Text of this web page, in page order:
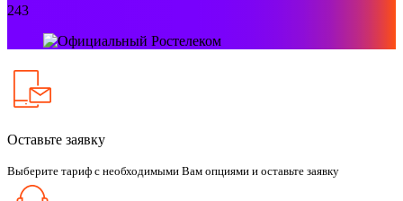
243
Оставьте заявку
Выберите тариф с необходимыми Вам опциями и оставьте заявку